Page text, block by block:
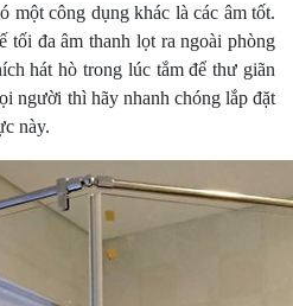
một công dụng khác là các âm tốt.
tối đa âm thanh lọt ra ngoài phòng
hát hò trong lúc tắm để thư giãn
người thì hãy nhanh chóng lắp đặt
này.